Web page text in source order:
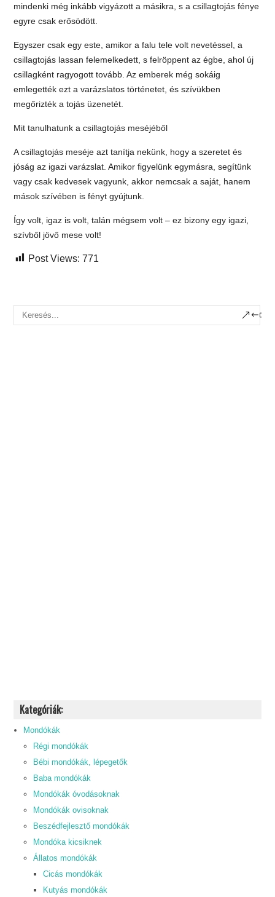
mindenki még inkább vigyázott a másikra, s a csillagtojás fénye
egyre csak erősödött.
Egyszer csak egy este, amikor a falu tele volt nevetéssel, a
csillagtojás lassan felemelkedett, s felröppent az égbe, ahol új
csillagként ragyogott tovább. Az emberek még sokáig
emlegették ezt a varázslatos történetet, és szívükben
megőrizték a tojás üzenetét.
Mit tanulhatunk a csillagtojás meséjéből
A csillagtojás meséje azt tanítja nekünk, hogy a szeretet és
jóság az igazi varázslat. Amikor figyelünk egymásra, segítünk
vagy csak kedvesek vagyunk, akkor nemcsak a saját, hanem
mások szívében is fényt gyújtunk.
Így volt, igaz is volt, talán mégsem volt – ez bizony egy igazi,
szívből jövő mese volt!
Post Views: 771
Kategóriák:
Mondókák
Régi mondókák
Bébi mondókák, lépegetők
Baba mondókák
Mondókák óvodásoknak
Mondókák ovisoknak
Beszédfejlesztő mondókák
Mondóka kicsiknek
Állatos mondókák
Cicás mondókák
Kutyás mondókák